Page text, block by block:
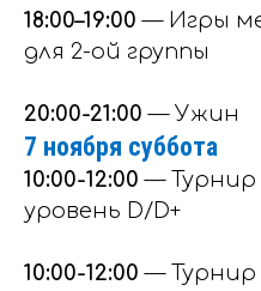
18:00–19:00 — Игры
для 2-ой группы
20:00-21:00 — Ужин
7 ноября суббота
10:00-12:00— Турнир
уровень D/D+
10:00-12:00— Турнир